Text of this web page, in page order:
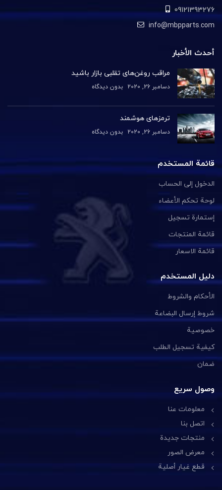
09121393276
info@mbpparts.com
أحدث الأخبار
مراقب روغن‌های تقلبی بازار باشید
دسامبر 26, 2020 بدون دیدگاه
ترمزهای هوشمند
دسامبر 26, 2020 بدون دیدگاه
قائمة المستخدم
الدخول إلى الحساب
لوحة تحكم الأعضاء
إستمارة تسجيل
قائمة المنتجات
قائمة الاسعار
دليل المستخدم
الأحكام والشروط
شروط إرسال البضاعة
خصوصية
كيفية تسجيل الطلب
ضمان
وصول سريع
معلومات عنا
اتصل بنا
منتجات جديدة
معرض الصور
قطع غيار أصلية